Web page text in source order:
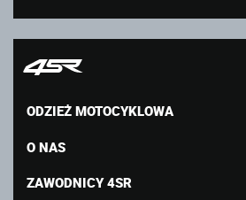
ODZIEŻ MOTOCYKLOWA
O NAS
ZAWODNICY 4SR